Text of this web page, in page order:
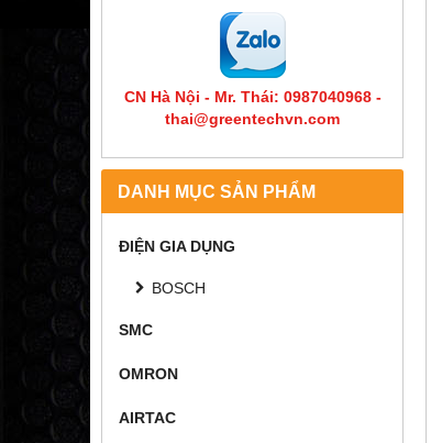
CN Hà Nội - Mr. Thái: 0987040968 -
thai@greentechvn.com
DANH MỤC SẢN PHẨM
ĐIỆN GIA DỤNG
BOSCH
SMC
OMRON
AIRTAC